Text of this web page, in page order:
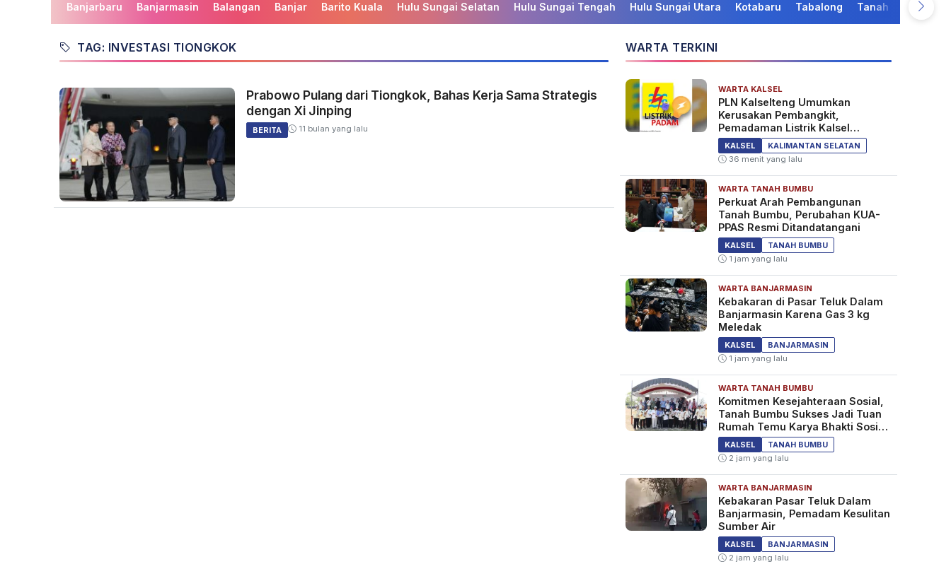
Banjarbaru Banjarmasin Balangan Banjar Barito Kuala Hulu Sungai Selatan Hulu Sungai Tengah Hulu Sungai Utara Kotabaru Tabalong Tanah Bumbu
TAG: INVESTASI TIONGKOK
Prabowo Pulang dari Tiongkok, Bahas Kerja Sama Strategis
dengan Xi Jinping
BERITA 11 bulan yang lalu
WARTA TERKINI
WARTA KALSEL
PLN Kalselteng Umumkan
Kerusakan Pembangkit,
Pemadaman Listrik Kalsel
Diperpanjang?
KALSEL
KALIMANTAN SELATAN
36 menit yang lalu
WARTA TANAH BUMBU
Perkuat Arah Pembangunan
Tanah Bumbu, Perubahan KUA-
PPAS Resmi Ditandatangani
KALSEL
TANAH BUMBU
1 jam yang lalu
WARTA BANJARMASIN
Kebakaran di Pasar Teluk Dalam
Banjarmasin Karena Gas 3 kg
Meledak
KALSEL
BANJARMASIN
1 jam yang lalu
WARTA TANAH BUMBU
Komitmen Kesejahteraan Sosial,
Tanah Bumbu Sukses Jadi Tuan
Rumah Temu Karya Bhakti Sosial
PSM Ke-23
KALSEL
TANAH BUMBU
2 jam yang lalu
WARTA BANJARMASIN
Kebakaran Pasar Teluk Dalam
Banjarmasin, Pemadam Kesulitan
Sumber Air
KALSEL
BANJARMASIN
2 jam yang lalu